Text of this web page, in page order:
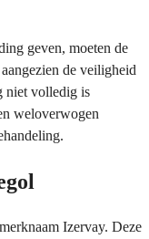
geven, moeten de
de veiligheid
niet volledig is
weloverwogen
Izervay. Deze